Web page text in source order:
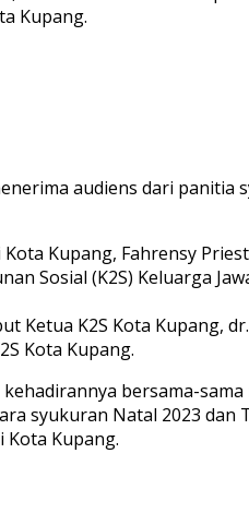
Kupang.
audiens dari
Kupang, Fahrensy
Sosial (K2S) Keluarga
Ketua K2S Kota Kupang,
Kota Kupang.
bersama-
syukuran Natal 2023
Kota Kupang.